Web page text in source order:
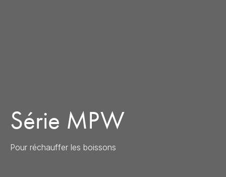
Série MPW
Pour réchauffer les boissons